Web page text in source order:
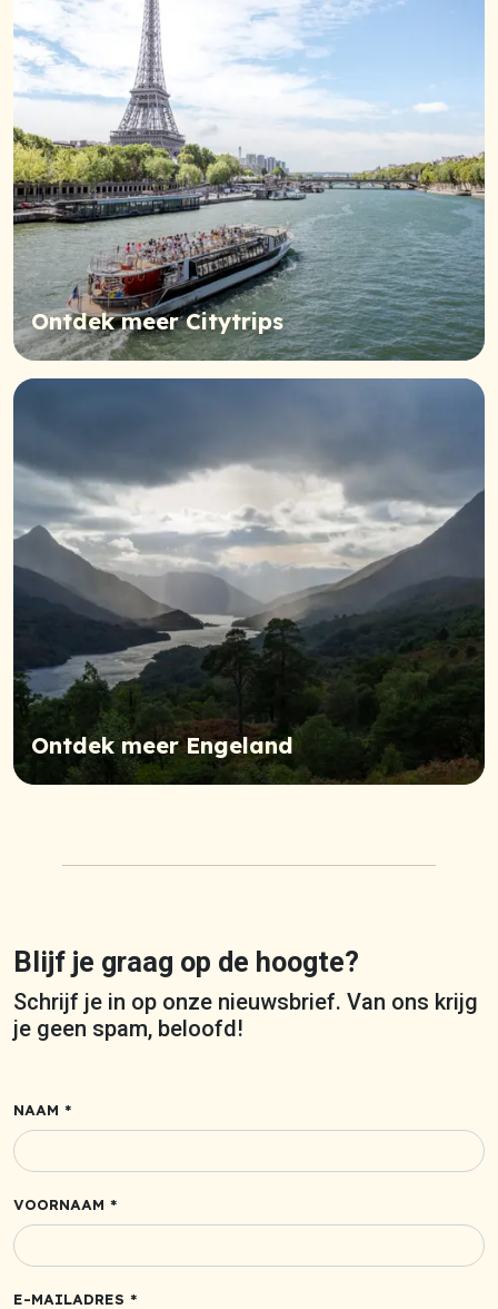
Ontdek meer Citytrips
Ontdek meer Engeland
Blijf je graag op de hoogte?
Schrijf je in op onze nieuwsbrief. Van ons krijg
je geen spam, beloofd!
NAAM *
VOORNAAM *
E-MAILADRES *